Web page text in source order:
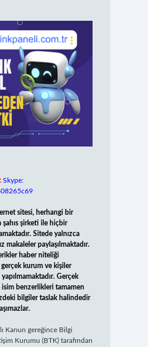
Skype:
sitesi, herhangi bir
şahıs şirketi ile hiçbir
Sitede yalnızca
makaleler paylaşılmaktadır.
haber niteliği
kurum ve kişiler
yapılmamaktadır. Gerçek
isim benzerlikleri tamamen
bilgiler taslak halindedir
Kanun gereğince Bilgi
Kurumu (BTK) tarafından